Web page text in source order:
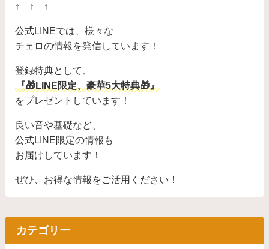
↑ ↑ ↑
公式LINEでは、様々な
チェロの情報を発信しています！
登録特典として、
『🎁LINE限定、豪華5大特典🎁』
をプレゼントしています！
良い音や基礎など、
公式LINE限定の情報も
お届けしています！
ぜひ、お得な情報をご活用ください！
カテゴリー